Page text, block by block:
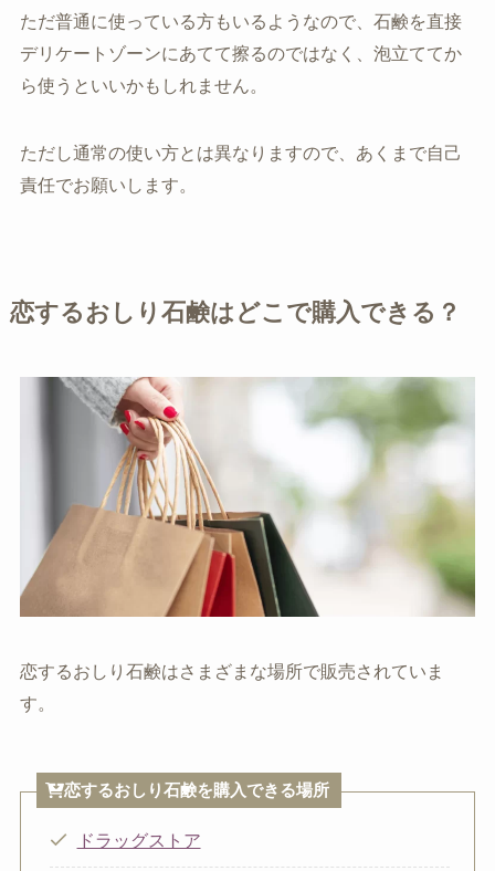
ただ普通に使っている方もいるようなので、石鹸を直接
デリケートゾーンにあてて擦るのではなく、泡立ててか
ら使うといいかもしれません。
ただし通常の使い方とは異なりますので、あくまで自己
責任でお願いします。
恋するおしり石鹸はどこで購入できる？
恋するおしり石鹸はさまざまな場所で販売されていま
す。
恋するおしり石鹸を購入できる場所
ドラッグストア